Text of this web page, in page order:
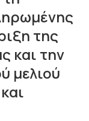
της
και την
μελιού